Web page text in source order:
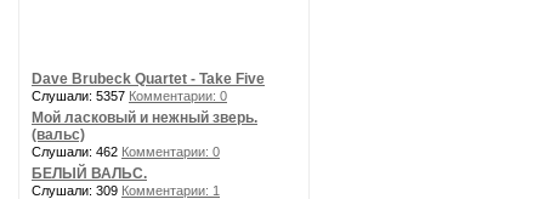
Dave Brubeck Quartet - Take Five
Слушали: 5357 Комментарии: 0
Мой ласковый и нежный зверь.
(вальс)
Слушали: 462 Комментарии: 0
БЕЛЫЙ ВАЛЬС.
Слушали: 309 Комментарии: 1